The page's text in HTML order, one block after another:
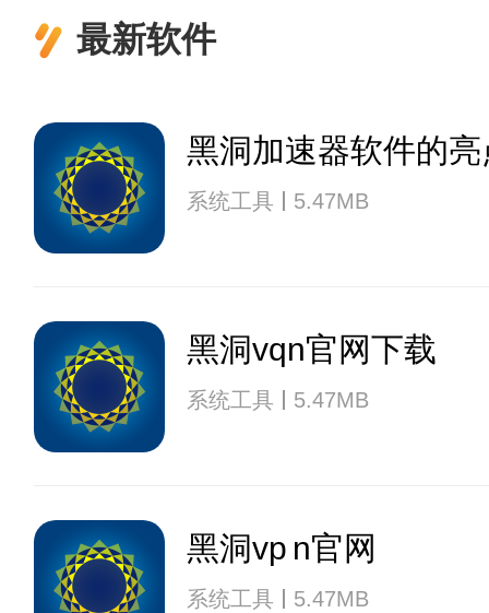
最新软件
黑洞加速器软件的亮
系统工具 5.47MB
黑洞vqn官网下载
系统工具 5.47MB
黑洞vp n官网
系统工具 5.47MB